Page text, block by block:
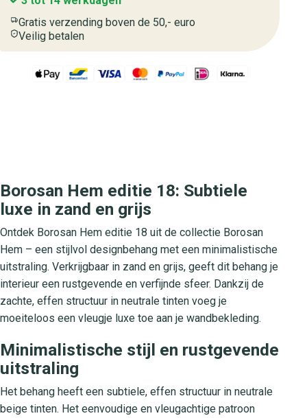
Gratis verzending boven de 50,- euro
Veilig betalen
Borosan Hem editie 18: Subtiele
luxe in zand en grijs
Ontdek Borosan Hem editie 18 uit de collectie Borosan
Hem – een stijlvol designbehang met een minimalistische
uitstraling. Verkrijgbaar in zand en grijs, geeft dit behang je
interieur een rustgevende en verfijnde sfeer. Dankzij de
zachte, effen structuur in neutrale tinten voeg je
moeiteloos een vleugje luxe toe aan je wandbekleding.
Minimalistische stijl en rustgevende
uitstraling
Het behang heeft een subtiele, effen structuur in neutrale
beige tinten. Het eenvoudige en vleugachtige patroon